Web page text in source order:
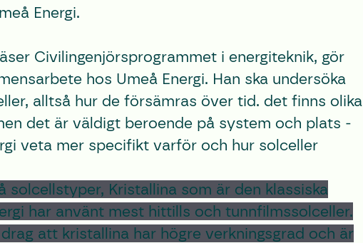
Energi.
Civilingenjörsprogrammet i energiteknik, gör
hos Umeå Energi. Han ska undersöka
alltså hur de försämras över tid. det finns olika
det är väldigt beroende på system och plats -
veta mer specifikt varför och hur solceller
solcellstyper, Kristallina som är den klassiska
har använt mest hittills och tunnfilmssolceller.
att kristallina har högre verkningsgrad och är